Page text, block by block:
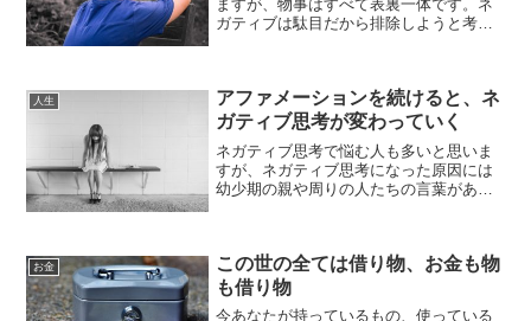
ますが、物事はすべて表裏一体です。ネ
ガティブは駄目だから排除しようと考え
ィブは排除するよりも、上...
人生
アファメーションを続けると、ネ
ガティブ思考が変わっていく
ネガティブ思考で悩む人も多いと思いま
すが、ネガティブ思考になった原因には
幼少期の親や周りの人たちの言葉があり
す。そのため無意識のうち...
お金
この世の全ては借り物、お金も物
も借り物
今あなたが持っているもの、使っている